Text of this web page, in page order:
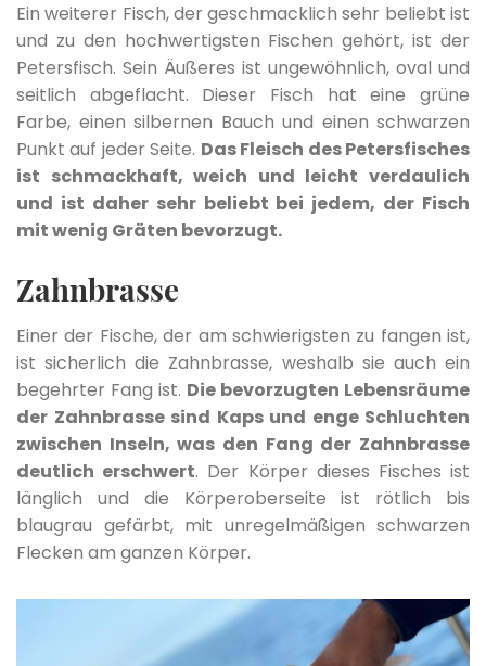
Ein weiterer Fisch, der geschmacklich sehr beliebt ist
und zu den hochwertigsten Fischen gehört, ist der
Petersfisch. Sein Äußeres ist ungewöhnlich, oval und
seitlich abgeflacht. Dieser Fisch hat eine grüne
Farbe, einen silbernen Bauch und einen schwarzen
Punkt auf jeder Seite. Das Fleisch des Petersfisches
ist schmackhaft, weich und leicht verdaulich
und ist daher sehr beliebt bei jedem, der Fisch
mit wenig Gräten bevorzugt.
Zahnbrasse
Einer der Fische, der am schwierigsten zu fangen ist,
ist sicherlich die Zahnbrasse, weshalb sie auch ein
begehrter Fang ist. Die bevorzugten Lebensräume
der Zahnbrasse sind Kaps und enge Schluchten
zwischen Inseln, was den Fang der Zahnbrasse
deutlich erschwert. Der Körper dieses Fisches ist
länglich und die Körperoberseite ist rötlich bis
blaugrau gefärbt, mit unregelmäßigen schwarzen
Flecken am ganzen Körper.